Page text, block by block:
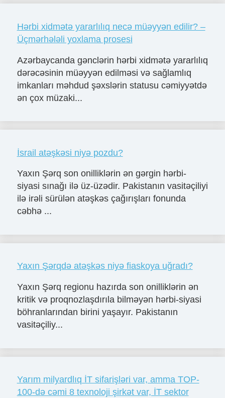
Hərbi xidmətə yararlılıq necə müəyyən edilir? –
Üçmərhələli yoxlama prosesi
Azərbaycanda gənclərin hərbi xidmətə yararlılıq
dərəcəsinin müəyyən edilməsi və sağlamlıq
imkanları məhdud şəxslərin statusu cəmiyyətdə
ən çox müzaki...
İsrail atəşkəsi niyə pozdu?
Yaxın Şərq son onilliklərin ən gərgin hərbi-
siyasi sınağı ilə üz-üzədir. Pakistanın vasitəçiliyi
ilə irəli sürülən atəşkəs çağırışları fonunda
cəbhə ...
Yaxın Şərqdə atəşkəs niyə fiaskoya uğradı?
Yaxın Şərq regionu hazırda son onilliklərin ən
kritik və proqnozlaşdırıla bilməyən hərbi-siyasi
böhranlarından birini yaşayır. Pakistanın
vasitəçiliy...
Yarım milyardlıq İT sifarişləri var, amma TOP-
100-də cəmi 8 texnoloji şirkət var, İT sektor